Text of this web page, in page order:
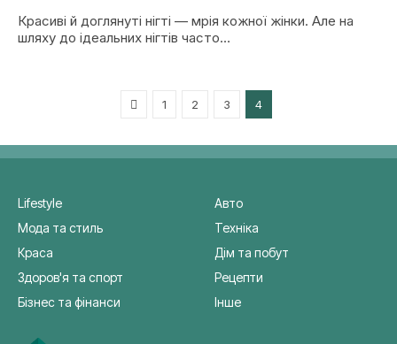
Красиві й доглянуті нігті — мрія кожної жінки. Але на
шляху до ідеальних нігтів часто…
Previous
1 2 3 4
Lifestyle
Мода та стиль
Краса
Здоров'я та спорт
Бізнес та фінанси
Авто
Техніка
Дім та побут
Рецепти
Інше